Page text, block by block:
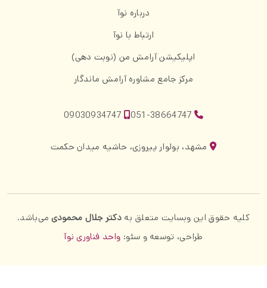
درباره نوآ
ارتباط با نوآ
اپلیکیشن آرامش من (نوبت دهی)
مرکز جامع مشاوره آرامش ماندگار
مشهد، بولوار پیروزی، حاشیه میدان حکمت
کلیه حقوق این وبسایت متعلق بهدکتر جلال محمودیمی‌باشد.
طراحی، توسعه و سئو: واحد فناوری نوآ